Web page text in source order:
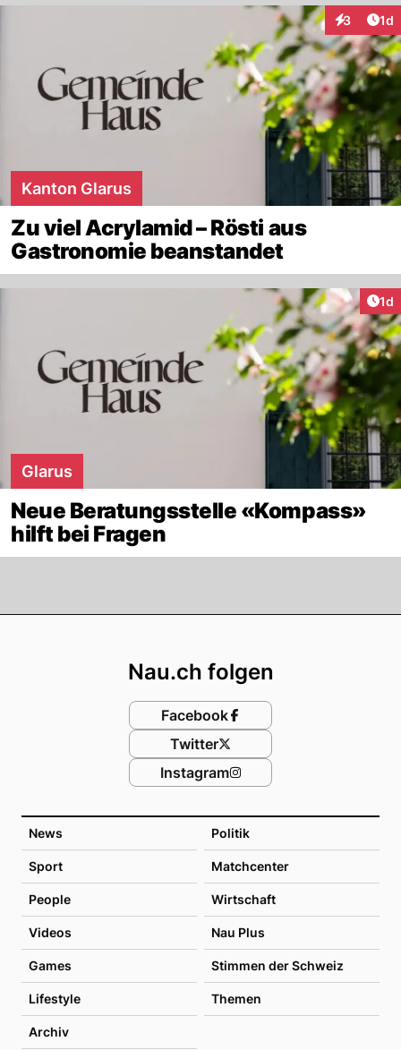
3 1d
Kanton Glarus
Zu viel Acrylamid – Rösti aus
Gastronomie beanstandet
1d
Glarus
Neue Beratungsstelle «Kompass»
hilft bei Fragen
News Politik
Sport Matchcenter
People Wirtschaft
Videos Nau Plus
Games Stimmen der Schweiz
Lifestyle Themen
Archiv
Nau.ch folgen
Facebook
Twitter
Instagram